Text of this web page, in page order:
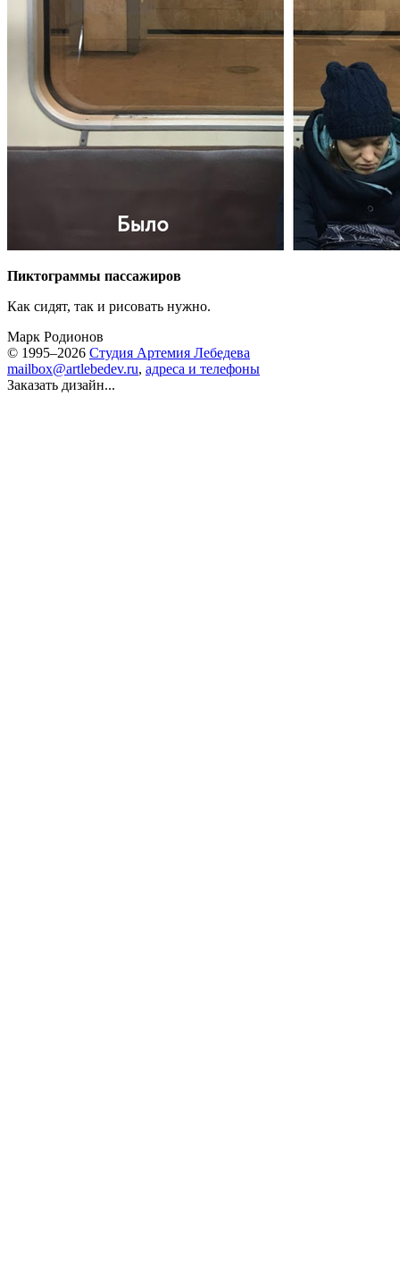
Пиктограммы пассажиров
Как сидят, так и рисовать нужно.
Марк Родионов
© 1995–2026 Студия Артемия Лебедева
mailbox@artlebedev.ru, адреса и телефоны
Заказать дизайн...